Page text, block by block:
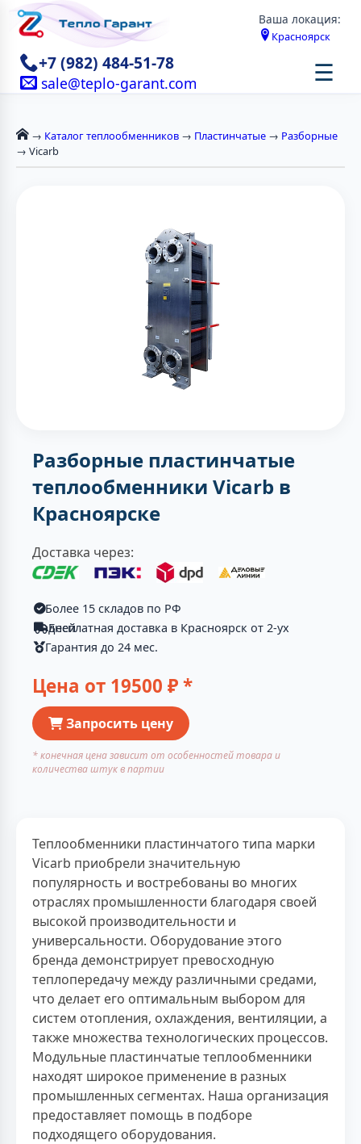
Ваша локация:
Красноярск
+7 (982) 484-51-78
sale@teplo-garant.com ☰
→ Каталог теплообменников → Пластинчатые → Разборные
→ Vicarb
Разборные пластинчатые
теплообменники Vicarb в
Красноярске
Доставка через:
Более 15 складов по РФ
Бесплатная доставка в Красноярск от 2-ух дней
Гарантия до 24 мес.
Цена от 19500 ₽ *
Запросить цену
* конечная цена зависит от особенностей товара и
количества штук в партии
Теплообменники пластинчатого типа марки
Vicarb приобрели значительную
популярность и востребованы во многих
отраслях промышленности благодаря своей
высокой производительности и
универсальности. Оборудование этого
бренда демонстрирует превосходную
теплопередачу между различными средами,
что делает его оптимальным выбором для
систем отопления, охлаждения, вентиляции, а
также множества технологических процессов.
Модульные пластинчатые теплообменники
находят широкое применение в разных
промышленных сегментах. Наша организация
предоставляет помощь в подборе
подходящего оборудования.